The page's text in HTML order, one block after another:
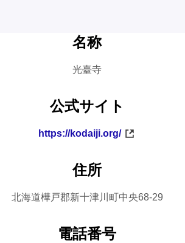
名称
光臺寺
公式サイト
https://kodaiji.org/
住所
北海道樺戸郡新十津川町中央68-29
電話番号